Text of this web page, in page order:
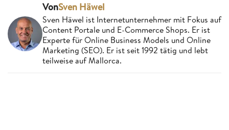
VonSven Häwel
Sven Häwel ist Internetunternehmer mit Fokus auf
Content Portale und E-Commerce Shops. Er ist
Experte für Online Business Models und Online
Marketing (SEO). Er ist seit 1992 tätig und lebt
teilweise auf Mallorca.